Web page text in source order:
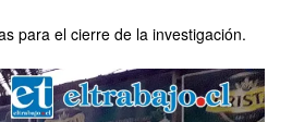
para el cierre de la investigación.